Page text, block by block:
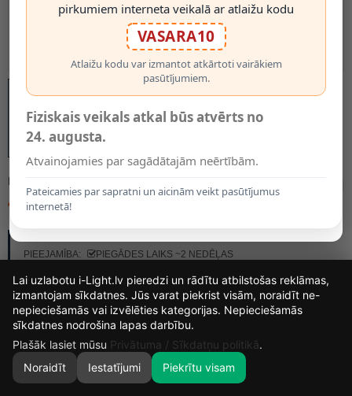
0
MODELIS:
45.00€
PIEEJAMĪBA:
PIEGĀDES LAIKS ~2 NEDĒĻAS
pirkumiem interneta veikalā ar atlaižu kodu
VASARA10
Atlaižu kodu var izmantot atkārtoti vairākiem
pasūtījumiem.
Fiziskais veikals atkal būs atvērts no
24. augusta.
Atvainojamies par sagādātajām neērtībām.
Pateicamies par sapratni un aicinām veikt pasūtījumus
internetā!
16
DIENAS
17
STUNDAS
40
MIN.
22
Lai uzlabotu i-Light.lv pieredzi un rādītu atbilstošas reklāmas,
izmantojam sīkdatnes. Jūs varat piekrist visām, noraidīt ne-
nepieciešamās vai izvēlēties kategorijas. Nepieciešamās
sīkdatnes nodrošina lapas darbību.
Plašāk lasiet mūsu Privātuma / Sīkdatņu politikā.
Noraidīt
Iestatījumi Piekrītu visam